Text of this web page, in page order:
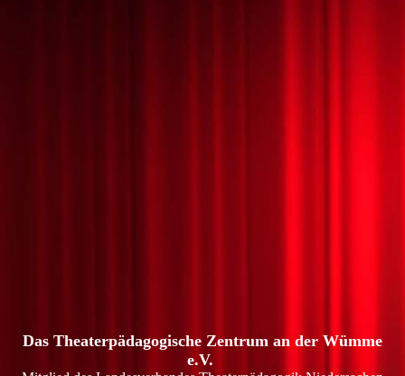
Das Theaterpädagogische Zentrum an der Wümme
e.V.